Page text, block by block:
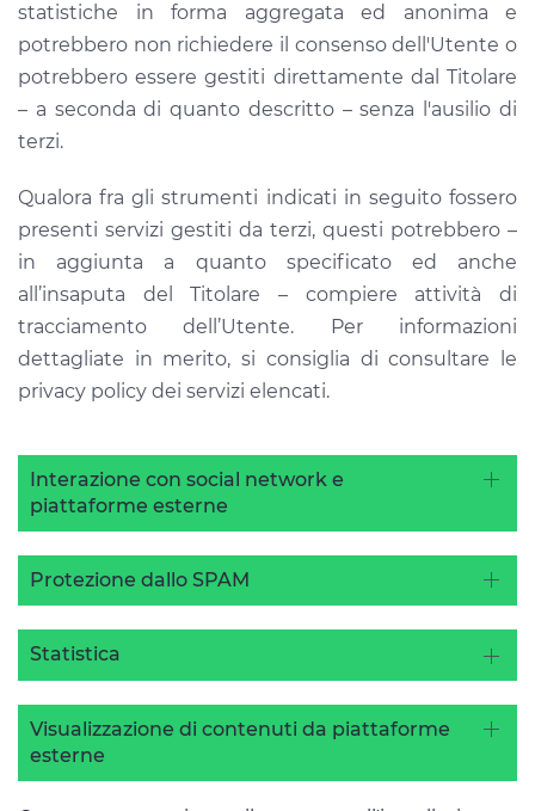
statistiche in forma aggregata ed anonima e
potrebbero non richiedere il consenso dell'Utente o
potrebbero essere gestiti direttamente dal Titolare
– a seconda di quanto descritto – senza l'ausilio di
terzi.
Qualora fra gli strumenti indicati in seguito fossero
presenti servizi gestiti da terzi, questi potrebbero –
in aggiunta a quanto specificato ed anche
all’insaputa del Titolare – compiere attività di
tracciamento dell’Utente. Per informazioni
dettagliate in merito, si consiglia di consultare le
privacy policy dei servizi elencati.
Interazione con social network e
piattaforme esterne
Protezione dallo SPAM
Statistica
Visualizzazione di contenuti da piattaforme
esterne